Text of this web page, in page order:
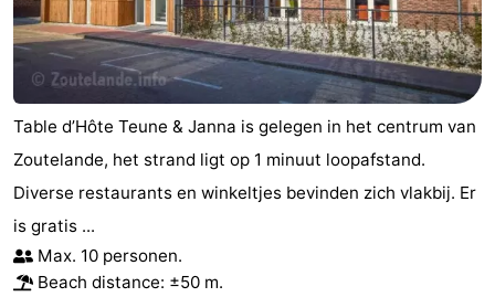
Table d’Hôte Teune & Janna is gelegen in het centrum van
Zoutelande, het strand ligt op 1 minuut loopafstand.
Diverse restaurants en winkeltjes bevinden zich vlakbij. Er
is gratis ...
Max. 10 personen.
Beach distance: ±50 m.